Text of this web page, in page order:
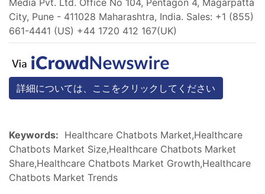
City, Pune - 411028 Maharashtra, India. Sales: +1 (855)
661-4441 (US) +44 1720 412 167(UK)
詳細については、ここをクリックしてください
Keywords: Healthcare Chatbots Market,Healthcare
Chatbots Market Size,Healthcare Chatbots Market
Share,Healthcare Chatbots Market Growth,Healthcare
Chatbots Market Trends